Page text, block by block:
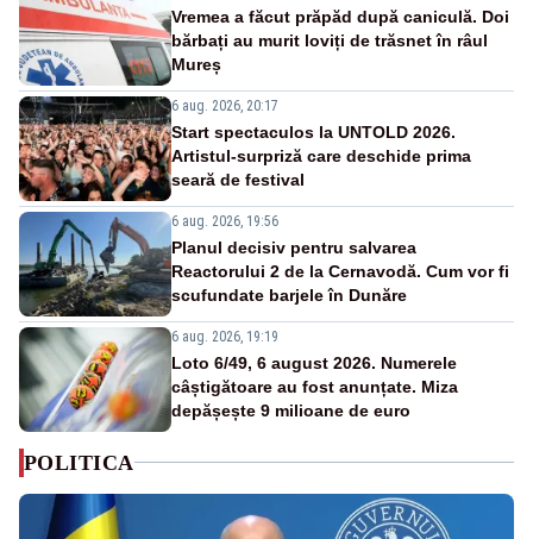
Vremea a făcut prăpăd după caniculă. Doi
bărbați au murit loviți de trăsnet în râul
Mureș
6 aug. 2026, 20:17
Start spectaculos la UNTOLD 2026.
Artistul-surpriză care deschide prima
seară de festival
6 aug. 2026, 19:56
Planul decisiv pentru salvarea
Reactorului 2 de la Cernavodă. Cum vor fi
scufundate barjele în Dunăre
6 aug. 2026, 19:19
Loto 6/49, 6 august 2026. Numerele
câștigătoare au fost anunțate. Miza
depășește 9 milioane de euro
POLITICA